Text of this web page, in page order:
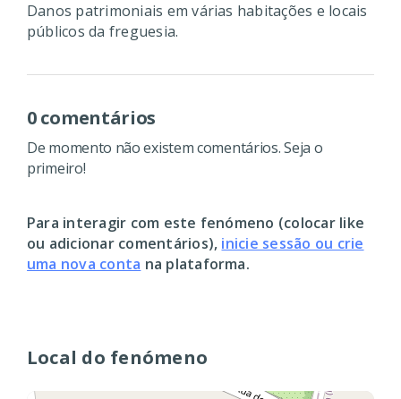
Local do fenómeno
Danos patrimoniais em várias habitações e locais
públicos da freguesia.
0 comentários
De momento não existem comentários. Seja o
primeiro!
Para interagir com este fenómeno (colocar like
ou adicionar comentários), inicie sessão ou crie
uma nova conta na plataforma.